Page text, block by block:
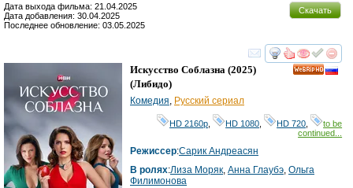
Скачать
Дата выхода фильма: 21.04.2025
Дата добавления: 30.04.2025
Последнее обновление: 03.05.2025
смотреть
Искусство Соблазна (2025)
(Либидо)
Комедия Русский сериал
HD 2160р HD 1080 HD 720
to be
continued...
Режиссер:Сарик Андреасян
В ролях:Лиза Моряк Анна Глаубэ Ольга
Филимонова